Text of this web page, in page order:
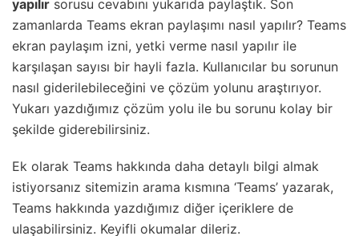
yapılır sorusu cevabını yukarıda paylaştık. Son
zamanlarda Teams ekran paylaşımı nasıl yapılır? Teams
ekran paylaşım izni, yetki verme nasıl yapılır ile
karşılaşan sayısı bir hayli fazla. Kullanıcılar bu sorunun
nasıl giderilebileceğini ve çözüm yolunu araştırıyor.
Yukarı yazdığımız çözüm yolu ile bu sorunu kolay bir
şekilde giderebilirsiniz.
Ek olarak Teams hakkında daha detaylı bilgi almak
istiyorsanız sitemizin arama kısmına ‘Teams’ yazarak,
Teams hakkında yazdığımız diğer içeriklere de
ulaşabilirsiniz. Keyifli okumalar dileriz.